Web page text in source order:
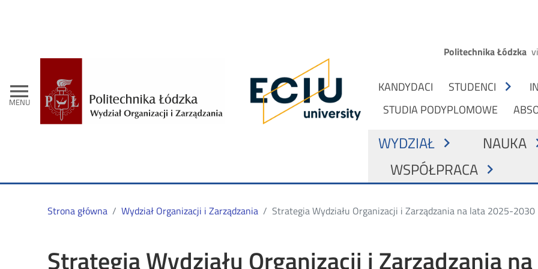
menu
MENU
- Strona główna
Górne menu
Politechnika Łódzka
NAWIGACJA Z PODZIAŁEM NA
KANDYDACI STUDENCI chevron_right
STUDIA PODYPLOMOWE
GŁÓWNA NAWIGACJA
WYDZIAŁ chevron_right NAUKA
WSPÓŁPRACA chevron_right
Strona główna Wydział Organizacji i Zarządzania Strategia Wydziału Organizacji i Zarządzania na lata 2025-2030
Strategia Wydziału Organizacji i Zarządzania